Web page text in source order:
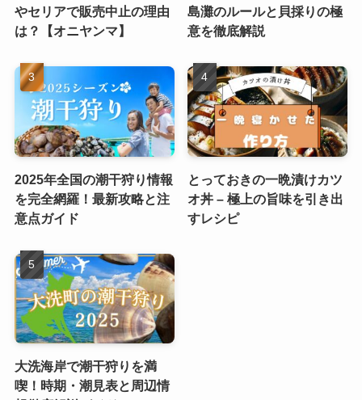
やセリアで販売中止の理由
は？【オニヤンマ】
島灘のルールと貝採りの極
意を徹底解説
2025年全国の潮干狩り情報
を完全網羅！最新攻略と注
意点ガイド
とっておきの一晩漬けカツ
オ丼 – 極上の旨味を引き出
すレシピ
大洗海岸で潮干狩りを満
喫！時期・潮見表と周辺情